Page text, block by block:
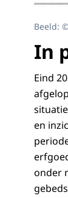
Beeld:
In
Eind
en
onder